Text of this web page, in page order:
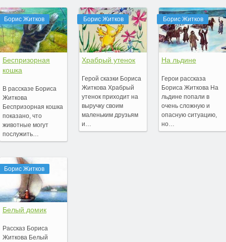
Борис Житков
Беспризорная
кошка
В рассказе Бориса
Житкова
Беспризорная кошка
показано, что
животные могут
послужить…
Борис Житков
Белый домик
Рассказ Бориса
Житкова Белый
Борис Житков
Храбрый утенок
Герой сказки Бориса
Житкова Храбрый
утенок приходит на
выручку своим
маленьким друзьям
и…
Борис Житков
На льдине
Герои рассказа
Бориса Житкова На
льдине попали в
очень сложную и
опасную ситуацию,
но…